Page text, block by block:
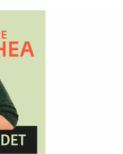
dyrleger, og gikk rett
av morkaker,
Episoden ble